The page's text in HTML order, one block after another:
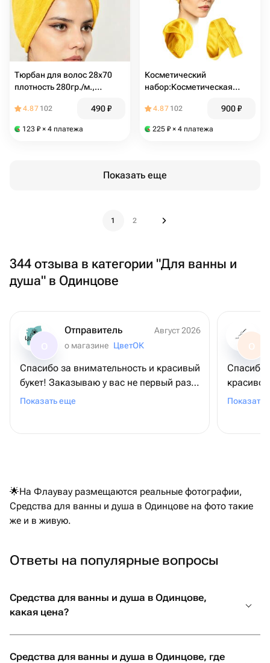
Тюрбан для волос 28х70
плотность 280гр./м.,
микрофибры
4.87 102 490₽
123 ₽ × 4 платежа
Косметический
набор:Косметическая
67х6,тюрбан
10х10 цвет
4.87 102 900₽
225 ₽ × 4 платежа
Показать еще
1 2
344 отзыва в категории "Для ванны и
душа" в Одинцове
Отправитель
Август 2026
о магазине ЦветОК
Спасибо за внимательность и красивый
букет! Заказываю у вас не первый раз,
каждый раз - супер, очень ценно 🩶
Показать еще
О
Спасибо
красиво!
в такую
Показать
🌟На Флаувау размещаются реальные фотографии,
Средства для ванны и душа в Одинцове на фото такие
же и в живую.
Ответы на популярные вопросы
Средства для ванны и душа в Одинцове,
какая цена?
Средства для ванны и душа в Одинцове, где